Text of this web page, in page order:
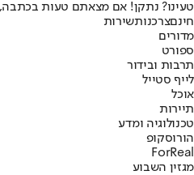
טעינו? נתקן! אם מצאתם טעות
חינםצרכנותשירות
מדורים
ספורט
תרבות ובידור
לייף סטייל
אוכל
תיירות
טכנולוגיה ומדע
הורוסקופ
ForReal
מגזין השבוע